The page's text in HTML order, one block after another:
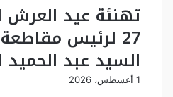
تهنئة عيد العرش
27 لرئيس
السيد عبد الحميد
1 أغسطس، 2026